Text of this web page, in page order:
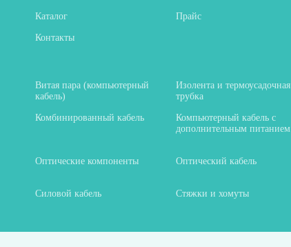
Каталог Прайс
Контакты
Витая пара (компьютерный
кабель)
Изолента и термоусадочная
трубка
Комбинированный кабель
Компьютерный кабель с
дополнительным питанием
Оптические компоненты Оптический кабель
Силовой кабель Стяжки и хомуты